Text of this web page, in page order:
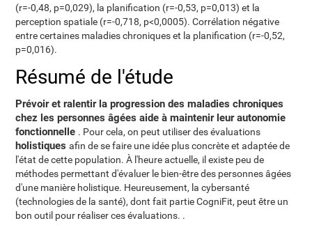
(r=-0,48, p=0,029), la planification (r=-0,53, p=0,013) et la
perception spatiale (r=-0,718, p<0,0005). Corrélation négative
entre certaines maladies chroniques et la planification (r=-0,52,
p=0,016).
Résumé de l'étude
Prévoir et ralentir la progression des maladies chroniques
chez les personnes âgées aide à maintenir leur autonomie
fonctionnelle . Pour cela, on peut utiliser des évaluations
holistiquesafin de se faire une idée plus concrète et adaptée de
l'état de cette population. À l'heure actuelle, il existe peu de
méthodes permettant d'évaluer le bien-être des personnes âgées
d'une manière holistique. Heureusement, la cybersanté
(technologies de la santé), dont fait partie CogniFit, peut être un
bon outil pour réaliser ces évaluations. .